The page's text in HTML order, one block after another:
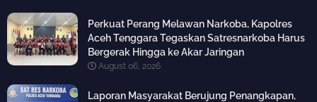
Perkuat Perang Melawan Narkoba, Kapolres
Aceh Tenggara Tegaskan Satresnarkoba Harus
Bergerak Hingga ke Akar Jaringan
August 06, 2026
Laporan Masyarakat Berujung Penangkapan,